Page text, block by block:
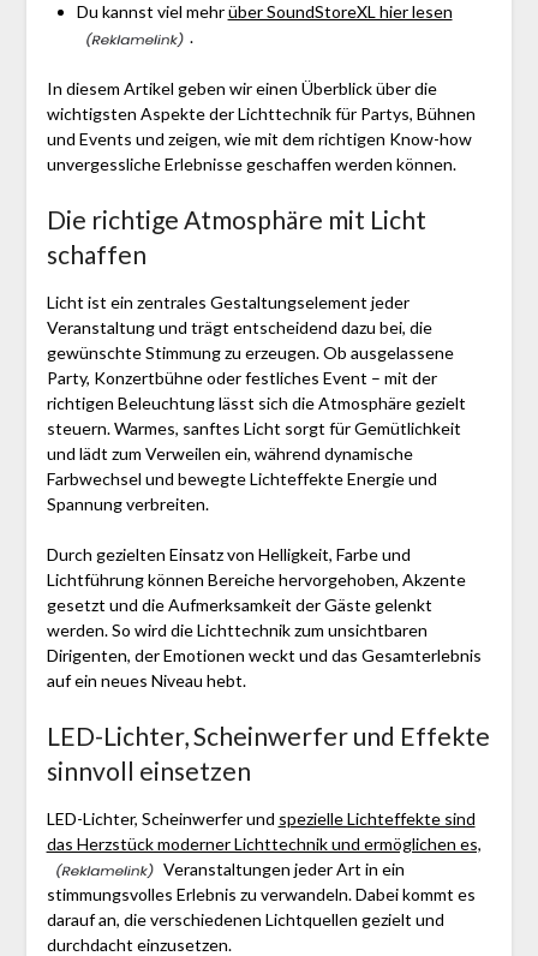
Du kannst viel mehrüber SoundStoreXL hier lesen
.
In diesem Artikel geben wir einen Überblick über die
wichtigsten Aspekte der Lichttechnik für Partys, Bühnen
und Events und zeigen, wie mit dem richtigen Know-how
unvergessliche Erlebnisse geschaffen werden können.
Die richtige Atmosphäre mit Licht
schaffen
Licht ist ein zentrales Gestaltungselement jeder
Veranstaltung und trägt entscheidend dazu bei, die
gewünschte Stimmung zu erzeugen. Ob ausgelassene
Party, Konzertbühne oder festliches Event – mit der
richtigen Beleuchtung lässt sich die Atmosphäre gezielt
steuern. Warmes, sanftes Licht sorgt für Gemütlichkeit
und lädt zum Verweilen ein, während dynamische
Farbwechsel und bewegte Lichteffekte Energie und
Spannung verbreiten.
Durch gezielten Einsatz von Helligkeit, Farbe und
Lichtführung können Bereiche hervorgehoben, Akzente
gesetzt und die Aufmerksamkeit der Gäste gelenkt
werden. So wird die Lichttechnik zum unsichtbaren
Dirigenten, der Emotionen weckt und das Gesamterlebnis
auf ein neues Niveau hebt.
LED-Lichter, Scheinwerfer und Effekte
sinnvoll einsetzen
LED-Lichter, Scheinwerfer und spezielle Lichteffekte sind
das Herzstück moderner Lichttechnik und ermöglichen es,
Veranstaltungen jeder Art in ein
stimmungsvolles Erlebnis zu verwandeln. Dabei kommt es
darauf an, die verschiedenen Lichtquellen gezielt und
durchdacht einzusetzen.